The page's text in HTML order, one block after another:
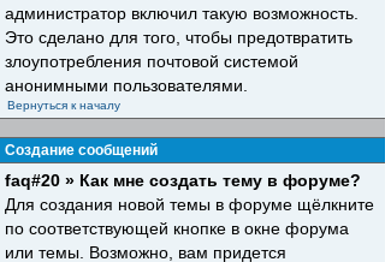
администратор включил такую возможность.
Это сделано для того, чтобы предотвратить
злоупотребления почтовой системой
анонимными пользователями.
Вернуться к началу
Создание сообщений
faq#20 » Как мне создать тему в форуме?
Для создания новой темы в форуме щёлкните
по соответствующей кнопке в окне форума
или темы. Возможно, вам придется